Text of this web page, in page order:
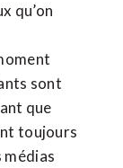
qu’on
sont
que
toujours
médias